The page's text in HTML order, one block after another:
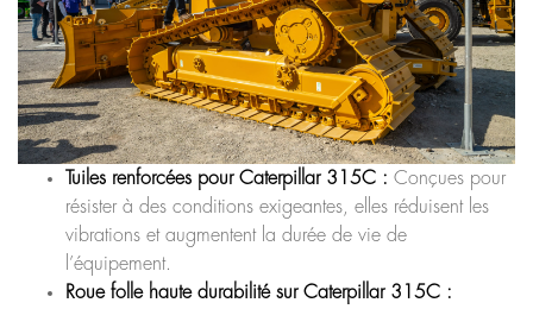
Tuiles renforcées pour Caterpillar 315C : Conçues pour
résister à des conditions exigeantes, elles réduisent les
vibrations et augmentent la durée de vie de
l’équipement.
Roue folle haute durabilité sur Caterpillar 315C :